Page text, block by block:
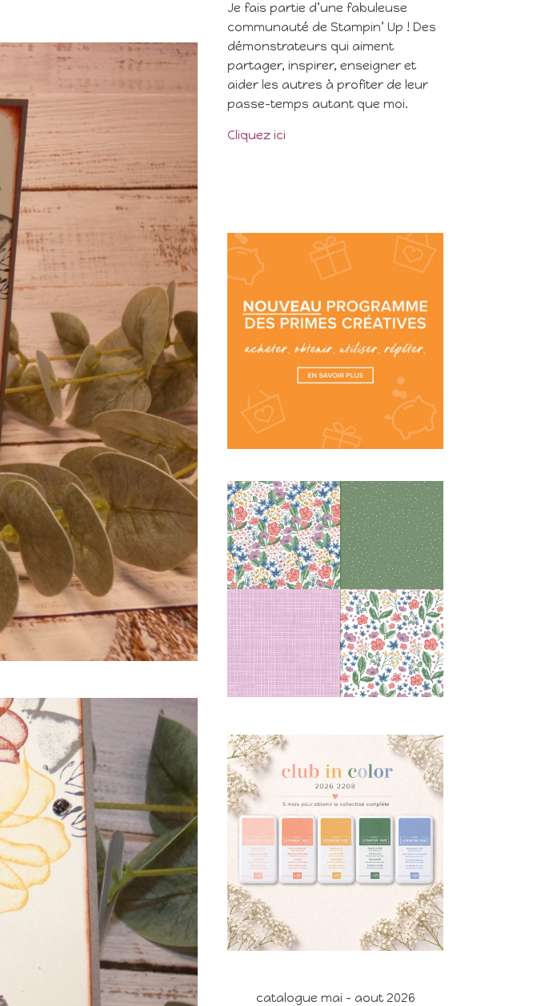
Je fais partie d’une fabuleuse
communauté de Stampin’ Up ! Des
démonstrateurs qui aiment
partager, inspirer, enseigner et
aider les autres à profiter de leur
passe-temps autant que moi.
Cliquez ici
catalogue mai - aout 2026